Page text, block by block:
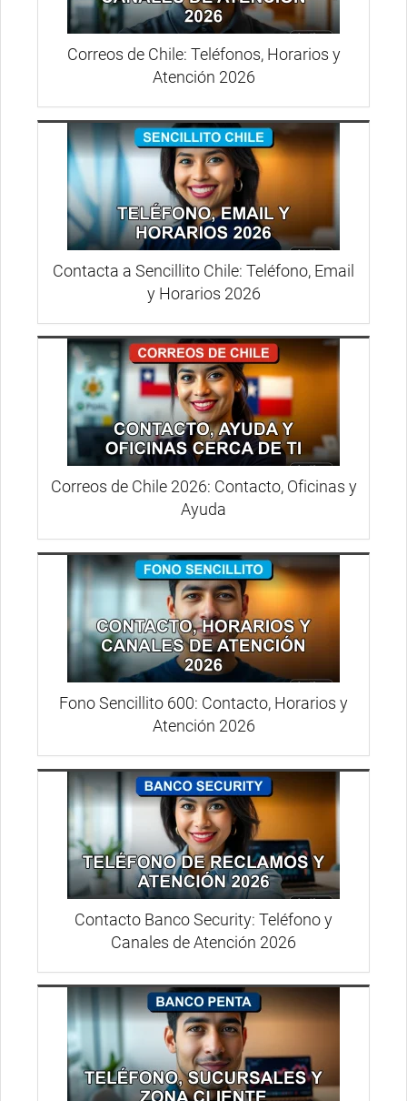
Correos de Chile: Teléfonos, Horarios y
Atención 2026
Contacta a Sencillito Chile: Teléfono, Email
y Horarios 2026
Correos de Chile 2026: Contacto, Oficinas y
Ayuda
Fono Sencillito 600: Contacto, Horarios y
Atención 2026
Contacto Banco Security: Teléfono y
Canales de Atención 2026